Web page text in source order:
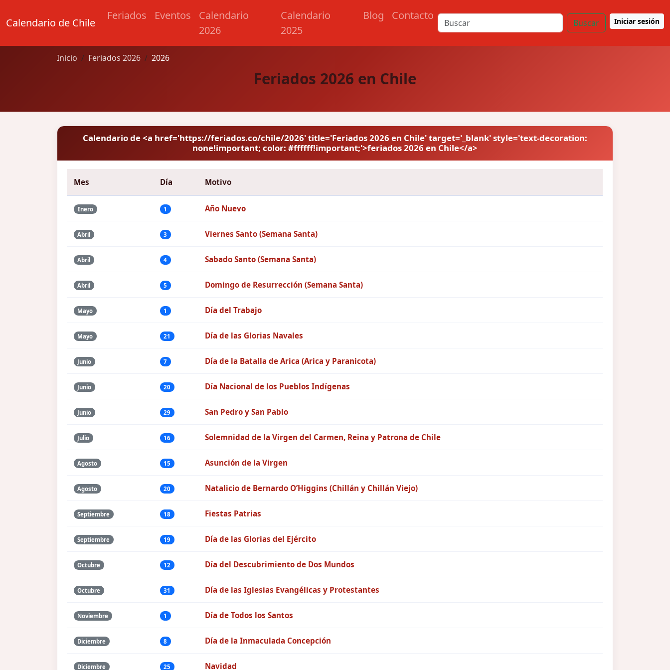
Calendario de Chile
Feriados Eventos
Calendario
2026
Calendario
2025
Blog Contacto
Buscar Iniciar sesión
Inicio Feriados 2026 2026
Feriados 2026 en Chile
Calendario de <a href='https://feriados.co/chile/2026' title='Feriados 2026 en Chile' target='_blank' style='text-decoration:
none!important; color: #ffffff!important;'>feriados 2026 en Chile</a>
Mes Día Motivo
Enero 1 Año Nuevo
Abril 3 Viernes Santo (Semana Santa)
Abril 4 Sabado Santo (Semana Santa)
Abril 5 Domingo de Resurrección (Semana Santa)
Mayo 1 Día del Trabajo
Mayo 21 Día de las Glorias Navales
Junio 7 Día de la Batalla de Arica (Arica y Paranicota)
Junio 20 Día Nacional de los Pueblos Indígenas
Junio 29 San Pedro y San Pablo
Julio 16 Solemnidad de la Virgen del Carmen, Reina y Patrona de Chile
Agosto 15 Asunción de la Virgen
Agosto 20 Natalicio de Bernardo O’Higgins (Chillán y Chillán Viejo)
Septiembre 18 Fiestas Patrias
Septiembre 19 Día de las Glorias del Ejército
Octubre 12 Día del Descubrimiento de Dos Mundos
Octubre 31 Día de las Iglesias Evangélicas y Protestantes
Noviembre 1 Día de Todos los Santos
Diciembre 8 Día de la Inmaculada Concepción
Diciembre 25 Navidad